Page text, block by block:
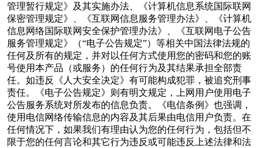
管理暂行规定》及其实施办法、《计算机信息系统国际联网
保密管理规定》、《互联网信息服务管理办法》、《计算机
信息网络国际联网安全保护管理办法》、《互联网电子公告
服务管理规定》（“电子公告规定”）等相关中国法律法规的
任何及所有的规定，并对以任何方式使用您的密码和您的账
号使用本产品（或服务）的任何行为及其结果承担全部责
任。如违反《人大安全决定》有可能构成犯罪，被追究刑事
责任。《电子公告规定》则有明文规定，上网用户使用电子
公告服务系统对所发布的信息负责。《电信条例》也强调，
使用电信网络传输信息的内容及其后果由电信用户负责。在
任何情况下，如果我们有理由认为您的任何行为，包括但不
限于您的任何言论和其它行为违反或可能违反上述法律和法